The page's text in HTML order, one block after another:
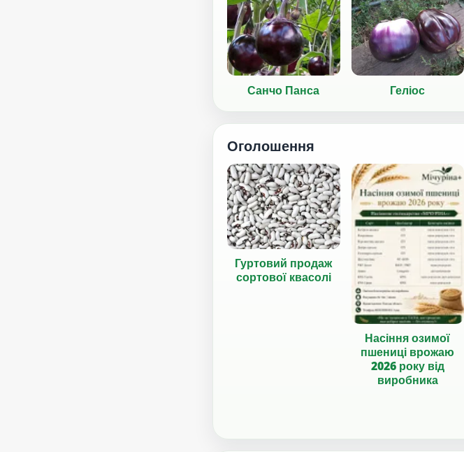
Санчо Панса Геліос
Оголошення
Гуртовий продаж
сортової квасолі
Насіння озимої
пшениці врожаю
2026 року від
виробника